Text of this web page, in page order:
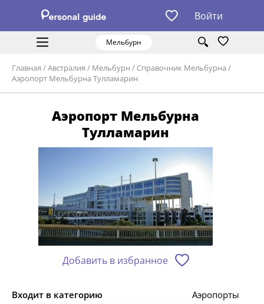
Войти
Мельбурн
Главная /Австралия / Мельбурн / Справочник Мельбурна /
Аэропорт Мельбурна Тулламарин
Аэропорт Мельбурна
Тулламарин
Добавить в избранное
Входит в категорию
Аэропорты